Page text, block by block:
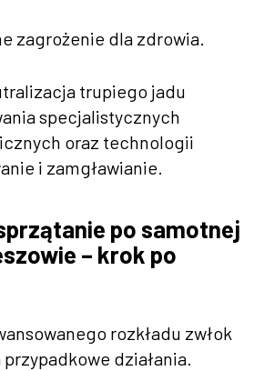
zagrożenie dla zdrowia.
trupiego jadu
specjalistycznych
oraz technologii
i zamgławianie.
po samotnej
– krok po
rozkładu zwłok
działania.